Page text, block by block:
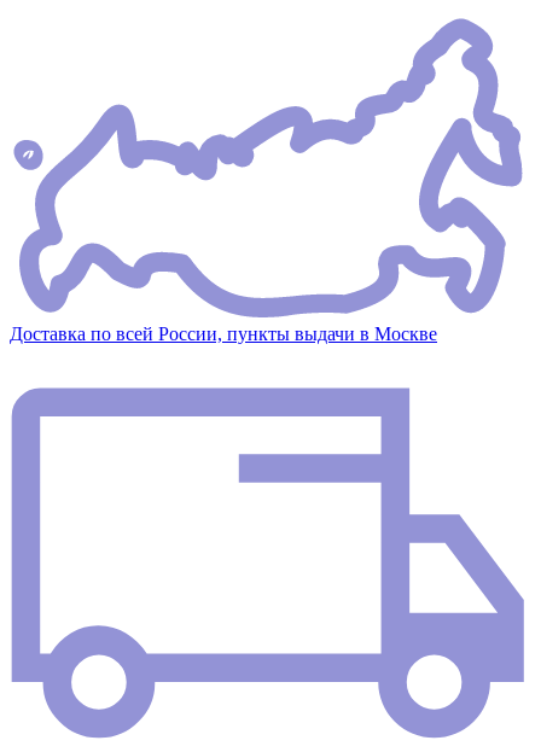
Доставка по всей России, пункты выдачи в Москве